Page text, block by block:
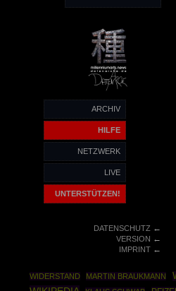
ARCHIV
HILFE
NETZWERK
LIVE
UNTERSTÜTZEN!
DATENSCHUTZ←
VERSION ←
IMPRINT←
WIDERSTAND MARTIN BRAUKMANN